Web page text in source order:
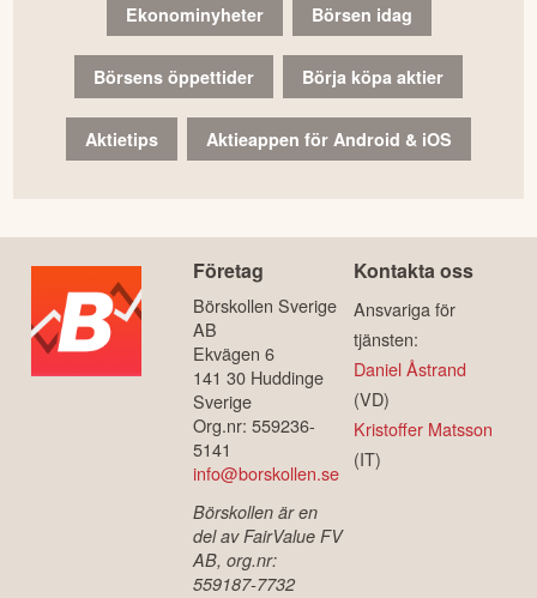
Ekonominyheter Börsen idag
Börsens öppettider Börja köpa aktier
Aktietips Aktieappen för Android & iOS
Företag
Börskollen Sverige
AB
Ekvägen 6
141 30 Huddinge
Sverige
Org.nr: 559236-
5141
info@borskollen.se
Börskollen är en
del av FairValue FV
AB, org.nr:
559187-7732
Kontakta oss
Ansvariga för
tjänsten:
Daniel Åstrand
(VD)
Kristoffer Matsson
(IT)